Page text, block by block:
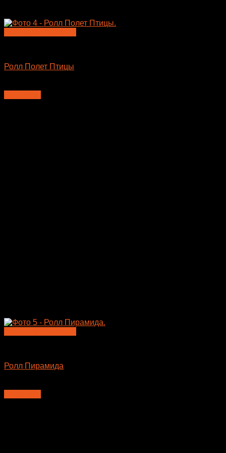
Ролл Полет Птицы
Ролл Пирамида